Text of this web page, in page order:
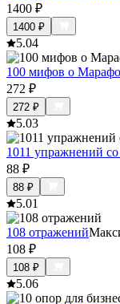
1400 ₽
1400 ₽
5.04
100 мифов о
272 ₽
272 ₽
5.03
1011 упражнений со
88 ₽
88 ₽
5.01
108 отражений
108 ₽
108 ₽
5.06